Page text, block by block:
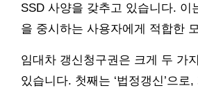
SSD 사양을 갖추고 있습니다. 이
을 중시하는 사용자에게 적합한
임대차 갱신청구권은 크게 두 가
있습니다. 첫째는 ‘법정갱신’으로